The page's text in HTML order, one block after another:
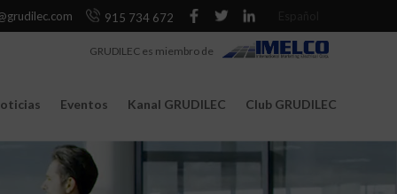
915 734 672
Eventos Kanal GRUDILEC Club GRUDILEC
GRUDILEC es miembro de